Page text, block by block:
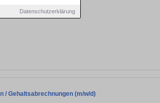
Datenschutzerklärung
und -haltung
/ Gehaltsabrechnungen (m/w/d)